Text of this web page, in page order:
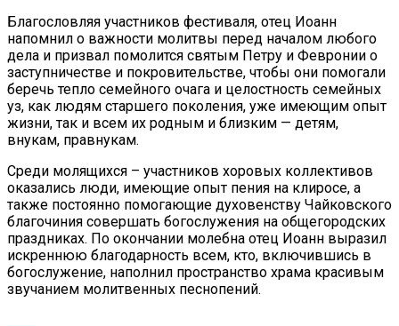
Благословляя участников фестиваля, отец Иоанн
напомнил о важности молитвы перед началом любого
дела и призвал помолится святым Петру и Февронии о
заступничестве и покровительстве, чтобы они помогали
беречь тепло семейного очага и целостность семейных
уз, как людям старшего поколения, уже имеющим опыт
жизни, так и всем их родным и близким — детям,
внукам, правнукам.
Среди молящихся – участников хоровых коллективов
оказались люди, имеющие опыт пения на клиросе, а
также постоянно помогающие духовенству Чайковского
благочиния совершать богослужения на общегородских
праздниках. По окончании молебна отец Иоанн выразил
искреннюю благодарность всем, кто, включившись в
богослужение, наполнил пространство храма красивым
звучанием молитвенных песнопений.